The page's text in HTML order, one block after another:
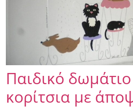
Παιδικό δωμάτιο
κορίτσια με